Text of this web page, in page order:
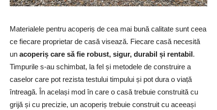
Materialele pentru acoperiș de cea mai bună calitate sunt ceea
ce fiecare proprietar de casă visează. Fiecare casă necesită
un acoperiș care să fie robust, sigur, durabil și rentabil.
Timpurile s-au schimbat, la fel și metodele de construire a
caselor care pot rezista testului timpului și pot dura o viață
întreagă. În același mod în care o casă trebuie construită cu
grijă și cu precizie, un acoperiș trebuie construit cu aceeași